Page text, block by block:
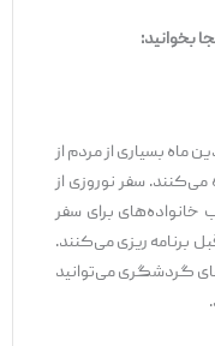
بخوانید:
بسیاری از مردم از
سفر نوروزی از
خانواده‌های برای سفر
برنامه ریزی می‌کنند.
گردشگری می‌توانید